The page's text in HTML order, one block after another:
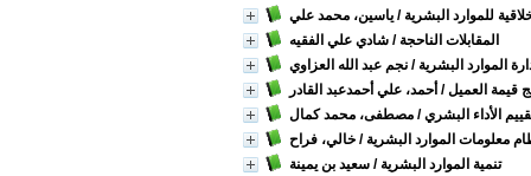
للموارد البشرية / ياسين، محمد علي
المقابلات الناحجة / شادي علي الفقيه
الموارد البشرية / نجم عبد الله العزاوي
قيمة العميل/ أحمد، علي أحمدعبد القادر
الأداء البشري/ مصطفى، محمد كمال
معلومات الموارد البشرية / خالي، فراح
تنمية الموارد البشرية / سعيد بن يمينة